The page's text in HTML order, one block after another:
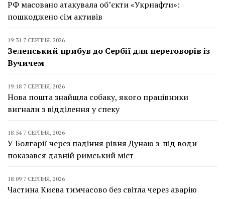
РФ масовано атакувала об’єкти «Укрнафти»:
пошкоджено сім активів
19:31 7 СЕРПНЯ, 2026
Зеленський прибув до Сербії для переговорів із
Вучичем
19:18 7 СЕРПНЯ, 2026
Нова пошта знайшла собаку, якого працівники
вигнали з відділення у спеку
18:54 7 СЕРПНЯ, 2026
У Болгарії через падіння рівня Дунаю з-під води
показався давній римський міст
18:09 7 СЕРПНЯ, 2026
Частина Києва тимчасово без світла через аварію